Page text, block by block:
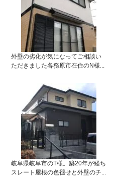
外壁の劣化が気になってご相談い
ただきました各務原市在住のN様...
岐阜県岐阜市のT様。築20年が経ち
スレート屋根の色褪せと外壁のチ...